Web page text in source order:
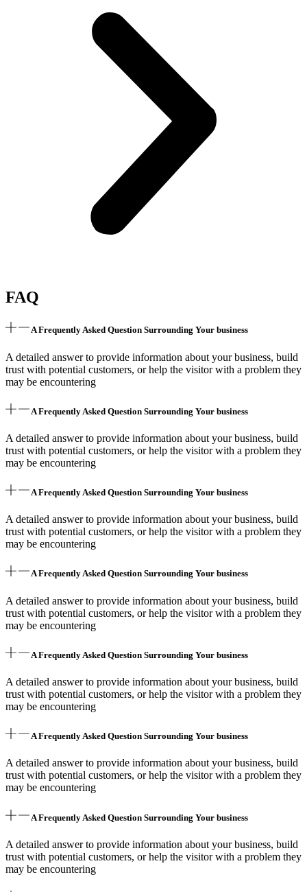
FAQ
A Frequently Asked Question Surrounding Your business
A detailed answer to provide information about your business, build
trust with potential customers, or help the visitor with a problem they
may be encountering
A Frequently Asked Question Surrounding Your business
A detailed answer to provide information about your business, build
trust with potential customers, or help the visitor with a problem they
may be encountering
A Frequently Asked Question Surrounding Your business
A detailed answer to provide information about your business, build
trust with potential customers, or help the visitor with a problem they
may be encountering
A Frequently Asked Question Surrounding Your business
A detailed answer to provide information about your business, build
trust with potential customers, or help the visitor with a problem they
may be encountering
A Frequently Asked Question Surrounding Your business
A detailed answer to provide information about your business, build
trust with potential customers, or help the visitor with a problem they
may be encountering
A Frequently Asked Question Surrounding Your business
A detailed answer to provide information about your business, build
trust with potential customers, or help the visitor with a problem they
may be encountering
A Frequently Asked Question Surrounding Your business
A detailed answer to provide information about your business, build
trust with potential customers, or help the visitor with a problem they
may be encountering